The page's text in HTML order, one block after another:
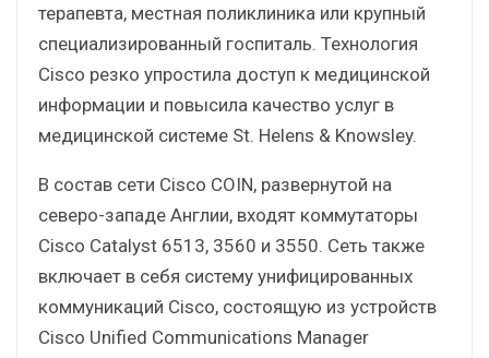
терапевта, местная поликлиника или крупный
специализированный госпиталь. Технология
Cisco резко упростила доступ к медицинской
информации и повысила качество услуг в
медицинской системе St. Helens & Knowsley.
В состав сети Cisco COIN, развернутой на
северо-западе Англии, входят коммутаторы
Cisco Catalyst 6513, 3560 и 3550. Сеть также
включает в себя систему унифицированных
коммуникаций Cisco, состоящую из устройств
Cisco Unified Communications Manager